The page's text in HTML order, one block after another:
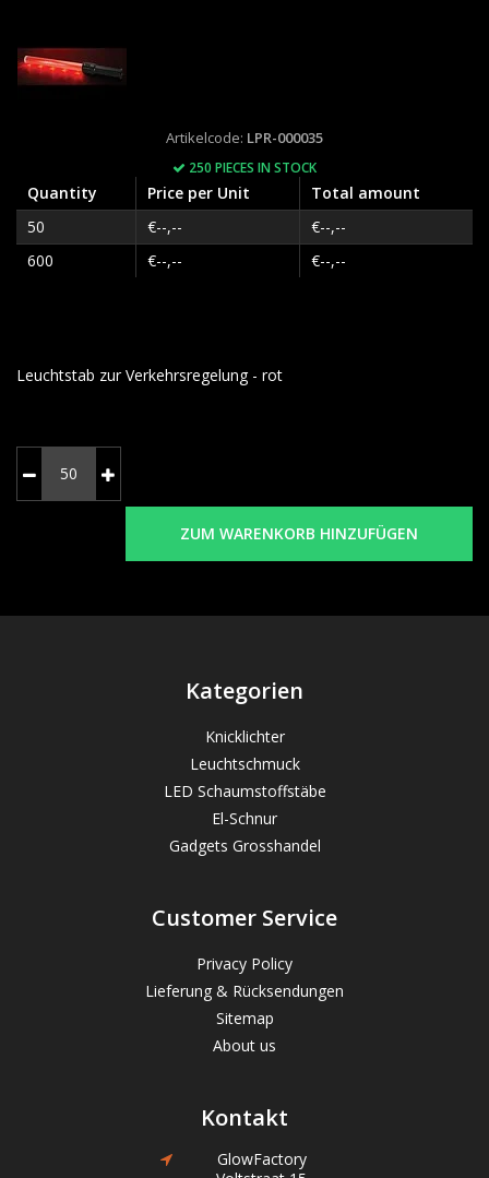
Artikelcode: LPR-000035
250 PIECES IN STOCK
Quantity Price per Unit
Total amount
50
€--,--
€--,--
600
€--,-- €--,--
Leuchtstab zur Verkehrsregelung - rot
ZUM WARENKORB HINZUFÜGEN
Kategorien
Knicklichter
Leuchtschmuck
LED Schaumstoffstäbe
El-Schnur
Gadgets Grosshandel
Customer Service
Privacy Policy
Lieferung & Rücksendungen
Sitemap
About us
Kontakt
GlowFactory